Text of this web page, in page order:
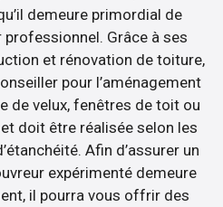
demeure primordial de
Grâce à ses
et rénovation de toiture,
pour l’aménagement
de velux, fenêtres de toit ou
doit être réalisée selon les
Afin d’assurer un
expérimenté demeure
il pourra vous offrir des